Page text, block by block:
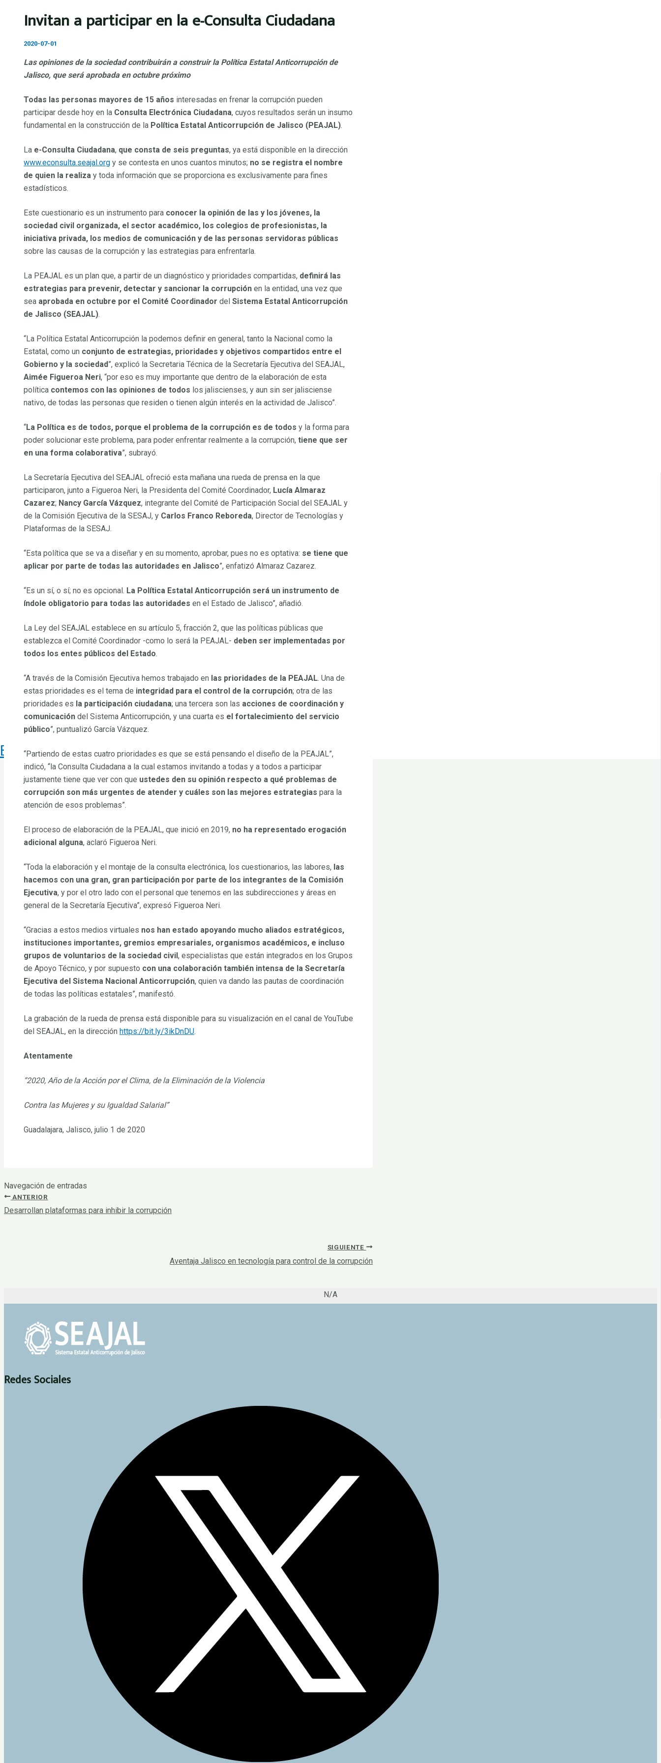
Órganos Colegiados
Alternar menú
Integrantes del Comité Coordinador
Sesiones del Comité Coordinador
Acuerdos del Comité Coordinador
Informes
Recomendaciones del Comité Coordinador
Alternar menú
Integrantes Órgano de Gobierno
Sesiones del Órgano de Gobierno
Comisión Ejecutiva
Alternar menú
Sesiones de la Comisión Ejecutiva
Acuerdos de la Comisión Ejecutiva
Comité de Participación Social
Secretaría Ejecutiva
Alternar menú
Planes y Programas
Acerca del Secretario Técnico
Informes de la Secretaría Ejecutiva
Normatividad Aplicable
Información Financiera Relevante
Licitaciones SE
SiDECLARA Secretaría Ejecutiva
Sistemas
Comunicación
Noticias, informes y más
Newsletter
Biblioteca Digital
Unidad de Igualdad de Género de la SESAJ
Contacto
Transparencia
Buscar
Invitan a participar en la e-Consulta Ciudadana
2020-07-01
Las opiniones de la sociedad contribuirán a construir la Política Estatal Anticorrupción de
Jalisco, que será aprobada en octubre próximo
Todas las personas mayores de 15 años interesadas en frenar la corrupción pueden
participar desde hoy en la Consulta Electrónica Ciudadana, cuyos resultados serán un insumo
fundamental en la construcción de la Política Estatal Anticorrupción de Jalisco (PEAJAL).
La e-Consulta Ciudadana, que consta de seis preguntas, ya está disponible en la dirección
www.econsulta.seajal.org y se contesta en unos cuantos minutos; no se registra el nombre
de quien la realiza y toda información que se proporciona es exclusivamente para fines
estadísticos.
Este cuestionario es un instrumento para conocer la opinión de las y los jóvenes, la
sociedad civil organizada, el sector académico, los colegios de profesionistas, la
iniciativa privada, los medios de comunicación y de las personas servidoras públicas
sobre las causas de la corrupción y las estrategias para enfrentarla.
La PEAJAL es un plan que, a partir de un diagnóstico y prioridades compartidas, definirá las
estrategias para prevenir, detectar y sancionar la corrupción en la entidad, una vez que
sea aprobada en octubre por el Comité Coordinador del Sistema Estatal Anticorrupción
de Jalisco (SEAJAL).
“La Política Estatal Anticorrupción la podemos definir en general, tanto la Nacional como la
Estatal, como un conjunto de estrategias, prioridades y objetivos compartidos entre el
Gobierno y la sociedad”, explicó la Secretaria Técnica de la Secretaría Ejecutiva del SEAJAL,
Aimée Figueroa Neri, “por eso es muy importante que dentro de la elaboración de esta
política contemos con las opiniones de todos los jaliscienses, y aun sin ser jalisciense
nativo, de todas las personas que residen o tienen algún interés en la actividad de Jalisco”.
“La Política es de todos, porque el problema de la corrupción es de todos y la forma para
poder solucionar este problema, para poder enfrentar realmente a la corrupción, tiene que ser
en una forma colaborativa”, subrayó.
La Secretaría Ejecutiva del SEAJAL ofreció esta mañana una rueda de prensa en la que
participaron, junto a Figueroa Neri, la Presidenta del Comité Coordinador, Lucía Almaraz
Cazarez; Nancy García Vázquez, integrante del Comité de Participación Social del SEAJAL y
de la Comisión Ejecutiva de la SESAJ, y Carlos Franco Reboreda, Director de Tecnologías y
Plataformas de la SESAJ.
“Esta política que se va a diseñar y en su momento, aprobar, pues no es optativa: se tiene que
aplicar por parte de todas las autoridades en Jalisco”, enfatizó Almaraz Cazarez.
“Es un sí, o sí; no es opcional. La Política Estatal Anticorrupción será un instrumento de
índole obligatorio para todas las autoridades en el Estado de Jalisco”, añadió.
La Ley del SEAJAL establece en su artículo 5, fracción 2, que las políticas públicas que
establezca el Comité Coordinador -como lo será la PEAJAL- deben ser implementadas por
todos los entes públicos del Estado.
“A través de la Comisión Ejecutiva hemos trabajado en las prioridades de la PEAJAL. Una de
estas prioridades es el tema de integridad para el control de la corrupción; otra de las
prioridades es la participación ciudadana; una tercera son las acciones de coordinación y
comunicación del Sistema Anticorrupción, y una cuarta es el fortalecimiento del servicio
público”, puntualizó García Vázquez.
“Partiendo de estas cuatro prioridades es que se está pensando el diseño de la PEAJAL”,
indicó, “la Consulta Ciudadana a la cual estamos invitando a todas y a todos a participar
justamente tiene que ver con que ustedes den su opinión respecto a qué problemas de
corrupción son más urgentes de atender y cuáles son las mejores estrategias para la
atención de esos problemas”.
El proceso de elaboración de la PEAJAL, que inició en 2019, no ha representado erogación
adicional alguna, aclaró Figueroa Neri.
“Toda la elaboración y el montaje de la consulta electrónica, los cuestionarios, las labores, las
hacemos con una gran, gran participación por parte de los integrantes de la Comisión
Ejecutiva, y por el otro lado con el personal que tenemos en las subdirecciones y áreas en
general de la Secretaría Ejecutiva”, expresó Figueroa Neri.
“Gracias a estos medios virtuales nos han estado apoyando mucho aliados estratégicos,
instituciones importantes, gremios empresariales, organismos académicos, e incluso
grupos de voluntarios de la sociedad civil, especialistas que están integrados en los Grupos
de Apoyo Técnico, y por supuesto con una colaboración también intensa de la Secretaría
Ejecutiva del Sistema Nacional Anticorrupción, quien va dando las pautas de coordinación
de todas las políticas estatales”, manifestó.
La grabación de la rueda de prensa está disponible para su visualización en el canal de YouTube
del SEAJAL, en la dirección https://bit.ly/3ikDnDU.
Atentamente
“2020, Año de la Acción por el Clima, de la ​Eliminación de la Violencia
Contra las Mujeres y su Igualdad Salarial”
Guadalajara, Jalisco, julio 1 de 2020
Navegación de entradas
ANTERIOR
Desarrollan plataformas para inhibir la corrupción
SIGUIENTE
Aventaja Jalisco en tecnología para control de la corrupción
N/A
Redes Sociales